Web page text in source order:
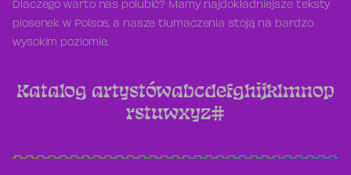
Dlaczego warto nas polubić? Mamy najdokładniejsze teksty
piosenek w Polsce, a nasze tłumaczenia stoją na bardzo
wysokim poziomie.
Katalog artystówabcdefghijklmnop
rstuwxyz#